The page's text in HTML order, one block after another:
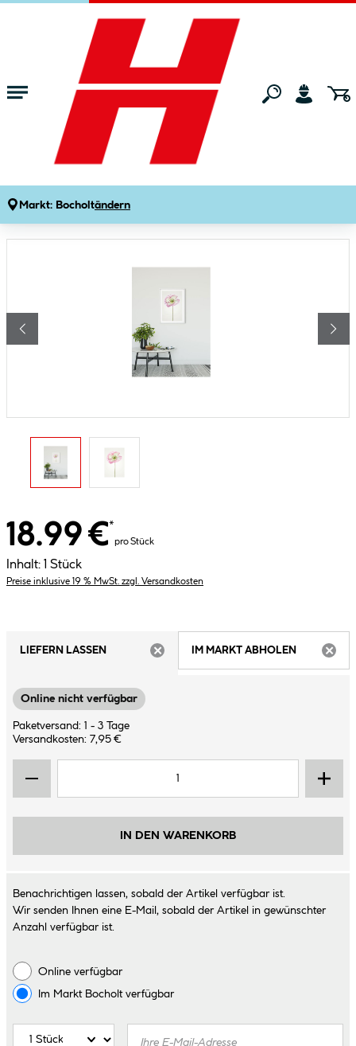
Zum Hauptinhalt springen
Markt: Bocholtändern
Wohnen Wohnaccessoires
Komar Wandbild Poppy 30x40 cm
Artikelnummer: 122694
18.99 €*
pro Stück
Inhalt: 1 Stück
Preise inklusive 19 % MwSt. zzgl. Versandkosten
LIEFERN LASSEN
IM MARKT ABHOLEN
Online nicht verfügbar
Paketversand: 1 - 3 Tage
Versandkosten: 7,95 €
IN DEN WARENKORB
Benachrichtigen lassen, sobald der Artikel verfügbar ist.
Wir senden Ihnen eine E-Mail, sobald der Artikel in gewünschter
Anzahl verfügbar ist.
Online verfügbar
Im Markt Bocholtverfügbar